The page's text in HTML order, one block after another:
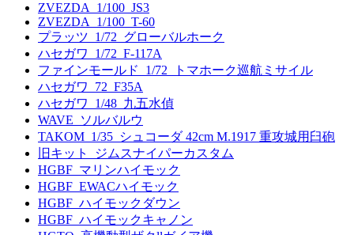
ZVEZDA_1/100_JS3
ZVEZDA_1/100_T-60
プラッツ_1/72_グローバルホーク
ハセガワ_1/72_F-117A
ファインモールド_1/72_トマホーク巡航ミサイル
ハセガワ_72_F35A
ハセガワ_1/48_九五水偵
WAVE_ソルバルウ
TAKOM_1/35_シュコーダ 42cm M.1917 重攻城用臼砲
旧キット_ジムスナイパーカスタム
HGBF_マリンハイモック
HGBF_EWACハイモック
HGBF_ハイモックダウン
HGBF_ハイモックキャノン